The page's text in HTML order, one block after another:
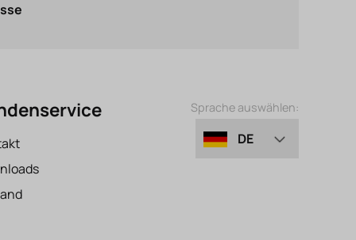
Sprache auswählen:
DE